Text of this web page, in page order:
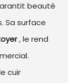
beauté
Sa surface
, le rend
cuir